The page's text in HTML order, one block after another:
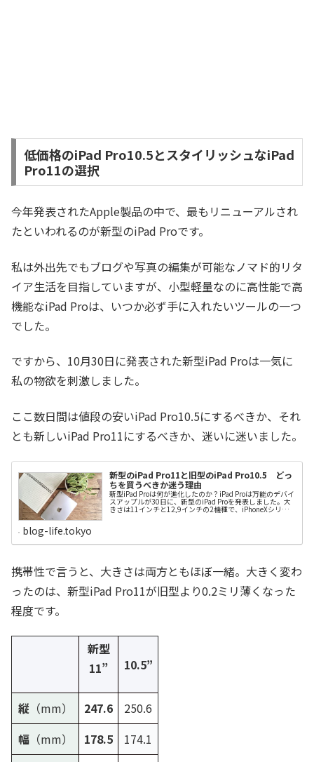
低価格のiPad Pro10.5とスタイリッシュなiPad
Pro11の選択
今年発表されたApple製品の中で、最もリニューアルされ
たといわれるのが新型のiPad Proです。
私は外出先でもブログや写真の編集が可能なノマド的リタ
イア生活を目指していますが、小型軽量なのに高性能で高
機能なiPad Proは、いつか必ず手に入れたいツールの一つ
でした。
ですから、10月30日に発表された新型iPad Proは一気に
私の物欲を刺激しました。
ここ数日間は値段の安いiPad Pro10.5にするべきか、それ
とも新しいiPad Pro11にするべきか、迷いに迷いました。
新型のiPad Pro11と旧型のiPad Pro10.5 どっ
ちを買うべきか迷う理由
新型iPad Proは何が進化したのか？iPad Proは万能のデバイ
スアップルが30日に、新型のiPad Proを発表しました。大
きさは11インチと12,9インチの2機種で、iPhoneXシリー
厚さ（mm）5.96.15.96.9重量
ップルペンシルも本体にくっつき自動充電する方式です。
地味ながら最もユーザーに恩恵をもたらしそうなのが、
Lightning端子の消滅です。外部端子にUS...
blog-life.tokyo
携帯性で言うと、大きさは両方ともほぼ一緒。大きく変わ
ったのは、新型iPad Pro11が旧型より0.2ミリ薄くなった
程度です。
新型
11”
10.5”
縦（mm） 247.6
250.6
幅（mm） 178.5
174.1